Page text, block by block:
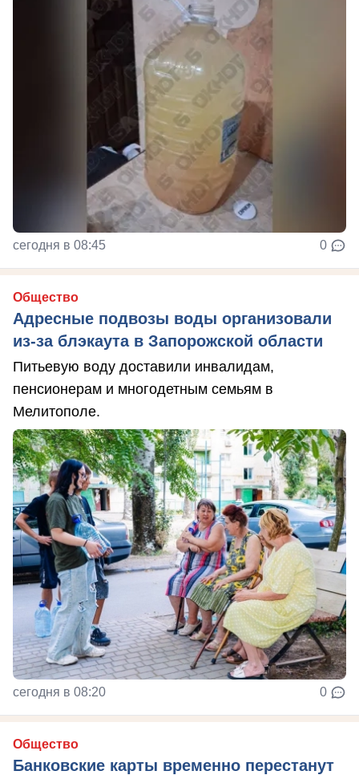
сегодня в 08:45 0
Общество
Адресные подвозы воды организовали
из-за блэкаута в Запорожской области
Питьевую воду доставили инвалидам,
пенсионерам и многодетным семьям в
Мелитополе.
сегодня в 08:20 0
Общество
Банковские карты временно перестанут